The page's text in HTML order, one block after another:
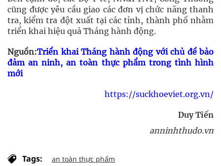
cũng được yêu cầu giao các đơn vị chức năng thanh
tra, kiểm tra đột xuất tại các tỉnh, thành phố nhằm
triển khai hiệu quả Tháng hành động.
Nguồn:Triển khai Tháng hành động với chủ đề bảo
đảm an ninh, an toàn thực phẩm trong tình hình
mới
https://suckhoeviet.org.vn/
Duy Tiến
anninhthudo.vn
Tags:
an toàn thực phẩm